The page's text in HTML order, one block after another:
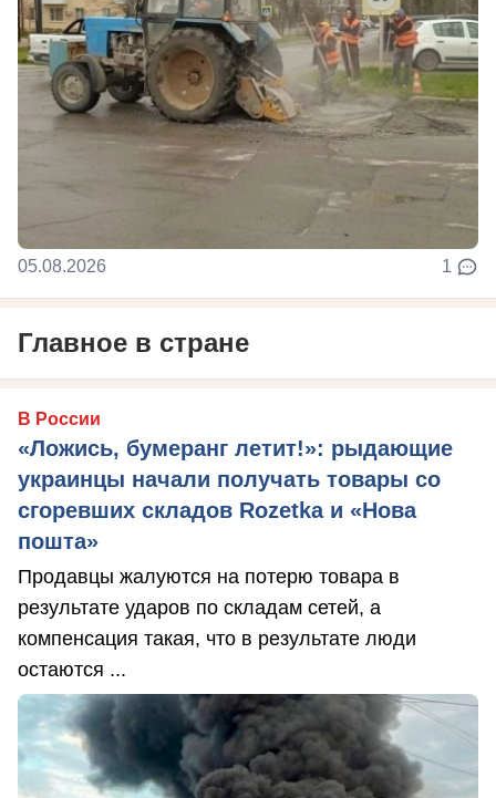
05.08.2026 1
Главное в стране
В России
«Ложись, бумеранг летит!»: рыдающие
украинцы начали получать товары со
сгоревших складов Rozetka и «Нова
пошта»
Продавцы жалуются на потерю товара в
результате ударов по складам сетей, а
компенсация такая, что в результате люди
остаются ...